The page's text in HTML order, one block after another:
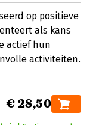
op positieve
als kans
actief hun
activiteiten.
€ 28,50